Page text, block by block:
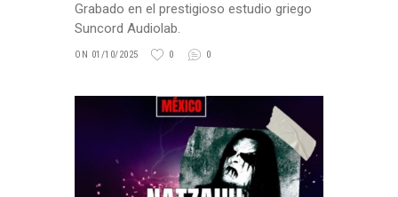
Grabado en el prestigioso estudio griego
Suncord Audiolab.
ON 01/10/2025 0 0